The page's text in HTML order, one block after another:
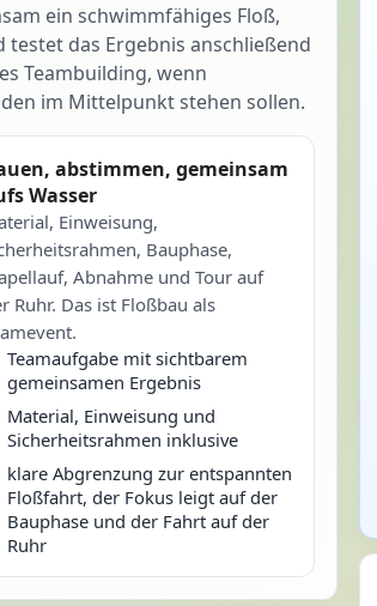
ein schwimmfähiges Floß,
das Ergebnis anschließend
Teambuilding, wenn
im Mittelpunkt stehen sollen.
abstimmen, gemeinsam
Wasser
Einweisung,
Bauphase,
Abnahme und Tour auf
Ruhr. Das ist Floßbau als
Teamaufgabe mit sichtbarem
gemeinsamen Ergebnis
Material, Einweisung und
Sicherheitsrahmen inklusive
klare Abgrenzung zur entspannten
Floßfahrt, der Fokus leigt auf der
Bauphase und der Fahrt auf der
Ruhr